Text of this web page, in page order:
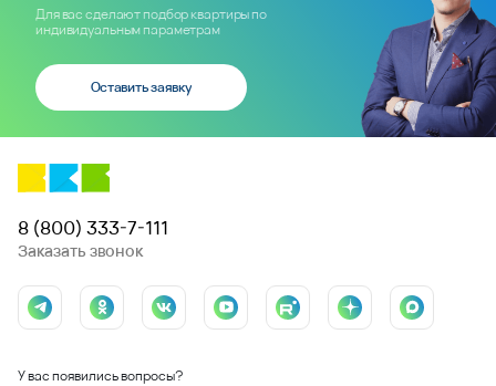
Для вас сделают подбор квартиры по
индивидуальным параметрам
Оставить заявку
8 (800) 333-7-111
Заказать звонок
У вас появились вопросы?